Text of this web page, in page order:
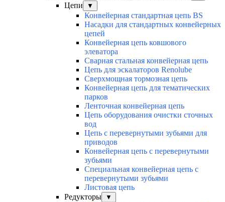
Цепи ▼
Конвейерная стандартная цепь BS
Насадки для стандартных конвейерных
цепей
Конвейерная цепь ковшового
элеватора
Сварная стальная конвейерная цепь
Цепь для эскалаторов Renolube
Сверхмощная тормозная цепь
Конвейерная цепь для тематических
парков
Ленточная конвейерная цепь
Цепь оборудования очистки сточных
вод
Цепь с перевернутыми зубьями для
приводов
Конвейерная цепь с перевернутыми
зубьями
Специальная конвейерная цепь с
перевернутыми зубьями
Листовая цепь
Редукторы
▼